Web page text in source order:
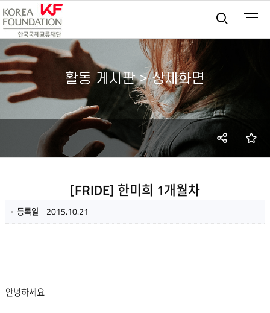
통합
활동 게시판 > 상세화면
SNS
[FRIDE] 한미희 1개월차
등록일 2015.10.21
안녕하세요